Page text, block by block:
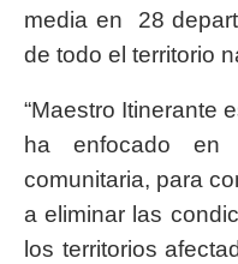
media en 28
de todo el territorio
“Maestro Itinerante
ha enfocado en
comunitaria, para
a eliminar las
los territorios